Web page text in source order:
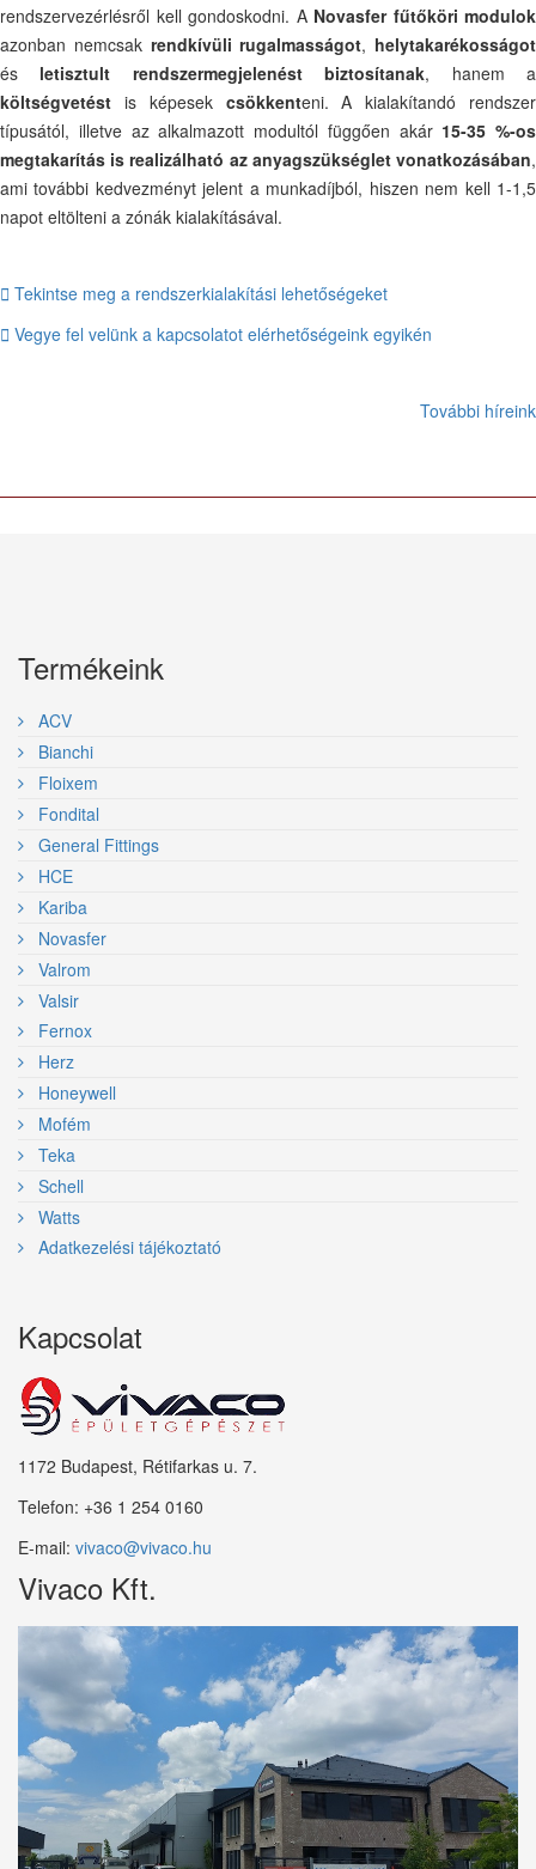
rendszervezérlésről kell gondoskodni. A Novasfer fűtőköri modulok
azonban nemcsak rendkívüli rugalmasságot, helytakarékosságot
és letisztult rendszermegjelenést biztosítanak, hanem a
költségvetést is képesek csökkenteni. A kialakítandó rendszer
típusától, illetve az alkalmazott modultól függően akár 15-35 %-os
megtakarítás is realizálható az anyagszükséglet vonatkozásában,
ami további kedvezményt jelent a munkadíjból, hiszen nem kell 1-1,5
napot eltölteni a zónák kialakításával.
Tekintse meg a rendszerkialakítási lehetőségeket
Vegye fel velünk a kapcsolatot elérhetőségeink egyikén
További híreink
Termékeink
ACV
Bianchi
Floixem
Fondital
General Fittings
HCE
Kariba
Novasfer
Valrom
Valsir
Fernox
Herz
Honeywell
Mofém
Teka
Schell
Watts
Adatkezelési tájékoztató
Kapcsolat
1172 Budapest, Rétifarkas u. 7.
Telefon: +36 1 254 0160
E-mail: vivaco@vivaco.hu
Vivaco Kft.